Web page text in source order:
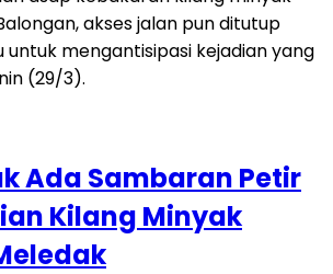
Ada Sambaran Petir
Kilang Minyak